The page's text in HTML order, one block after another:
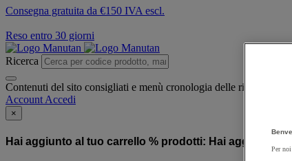
Consegna gratuita da €150 IVA escl.
Reso entro 30 giorni
Ricerca
Contenuti del sito consigliati e menù cronologia delle ricerche
Account Accedi
×
Hai aggiunto al tuo carrello % prodotti: Hai aggiunto al
Per